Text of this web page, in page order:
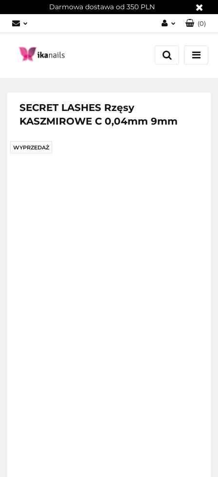
Darmowa dostawa od 350 PLN
Zaloguj się
Załóż konto
(0)
SECRET LASHES Rzęsy
KASZMIROWE C 0,04mm 9mm
WYPRZEDAŻ